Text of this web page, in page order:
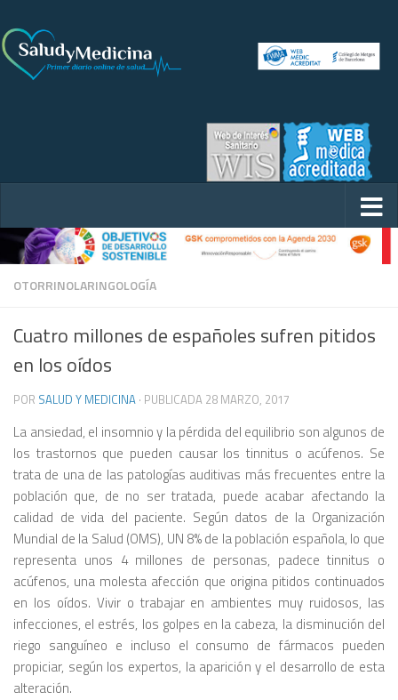
OTORRINOLARINGOLOGÍA
Cuatro millones de españoles sufren pitidos
en los oídos
POR SALUD Y MEDICINA · PUBLICADA 28 MARZO, 2017
La ansiedad, el insomnio y la pérdida del equilibrio son algunos de
los trastornos que pueden causar los tinnitus o acúfenos. Se
trata de una de las patologías auditivas más frecuentes entre la
población que, de no ser tratada, puede acabar afectando la
calidad de vida del paciente. Según datos de la Organización
Mundial de la Salud (OMS), UN 8% de la población española, lo que
representa unos 4 millones de personas, padece tinnitus o
acúfenos, una molesta afección que origina pitidos continuados
en los oídos. Vivir o trabajar en ambientes muy ruidosos, las
infecciones, el estrés, los golpes en la cabeza, la disminución del
riego sanguíneo e incluso el consumo de fármacos pueden
propiciar, según los expertos, la aparición y el desarrollo de esta
alteración.